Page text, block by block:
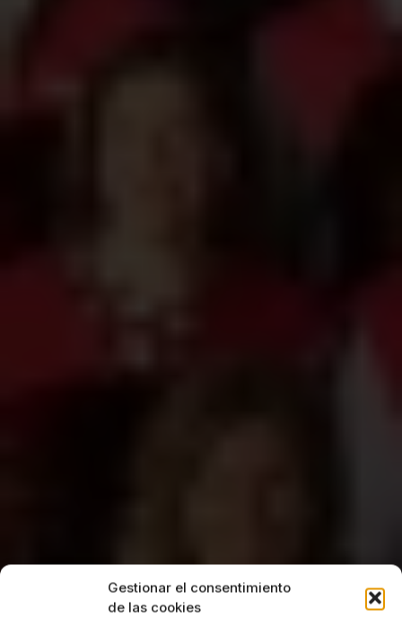
Gestionar el consentimiento
de las cookies